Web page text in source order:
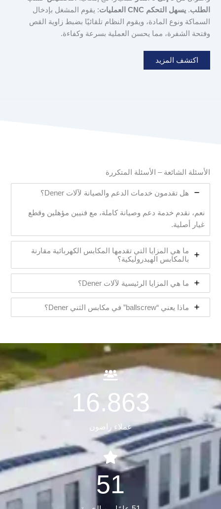
الطلب. يسهل التحكم CNC العمليات
: يقوم المشغل بإدخال
السماكة ونوع المادة، ويقوم النظام تلقائيًا بضبط زاوية القص
وفتحة الشفرة، مما يحسن العملية بسرعة وكفاءة.
اكتشف المزيد
الأسئلة الشائعة – الأسئلة المتكررة
هل تقدمون خدمات الدعم والصيانة لآلات Dener؟
نعم، نقدم خدمة دعم وصيانة كاملة، مع فنيين مؤهلين وقطع
غيار أصلية.
ما هي المزايا التي تقدمها المكابس الكهربائية مقارنة
بالمكابس الهيدروليكية؟
ما هي المزايا الرئيسية لآلات Dener؟
ماذا يعني “ballscrew” في مكابس الثني Dener؟
16.863
عملاء راضون
51